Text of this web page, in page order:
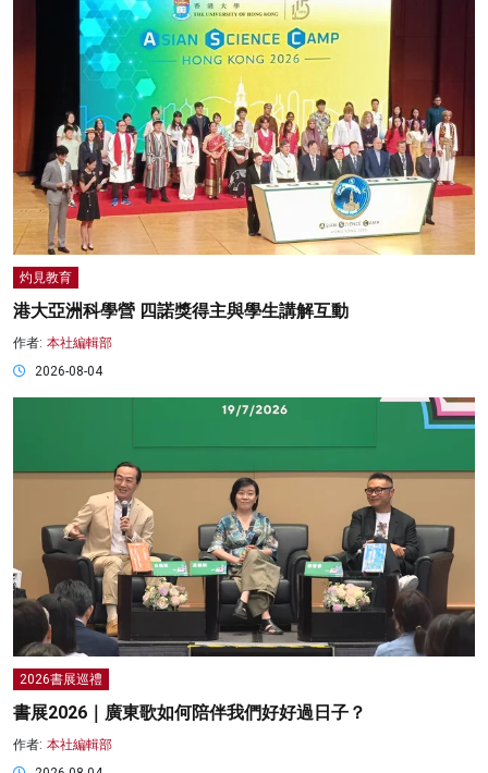
灼見教育
港大亞洲科學營 四諾獎得主與學生講解互動
作者: 本社編輯部
2026-08-04
2026書展巡禮
書展2026｜廣東歌如何陪伴我們好好過日子？
作者: 本社編輯部